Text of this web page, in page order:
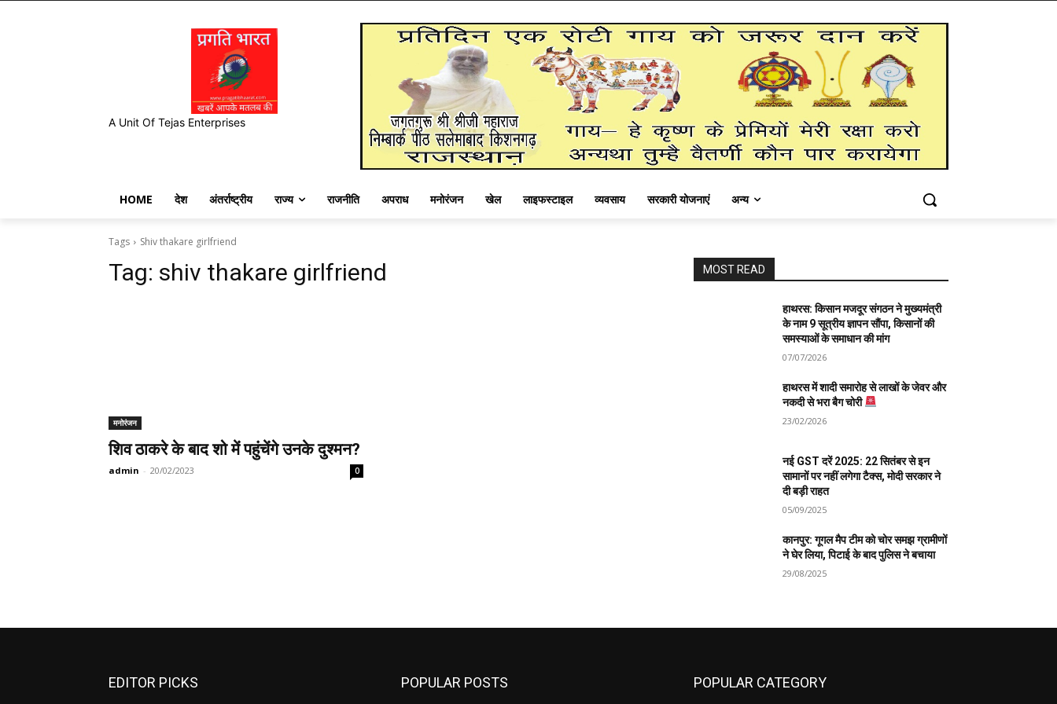
A Unit Of Tejas Enterprises
HOME देश अंतर्राष्ट्रीय राज्य राजनीति अपराध मनोरंजन खेल लाइफस्टाइल व्यवसाय सरकारी योजनाएं अन्य
Tags Shiv thakare girlfriend
Tag: shiv thakare girlfriend
मनोरंजन
शिव ठाकरे के बाद शो में पहुंचेंगे उनके दुश्मन?
admin - 20/02/2023 0
MOST READ
हाथरस: किसान मजदूर संगठन ने मुख्यमंत्री
के नाम 9 सूत्रीय ज्ञापन सौंपा, किसानों की
समस्याओं के समाधान की मांग
07/07/2026
हाथरस में शादी समारोह से लाखों के जेवर और
नकदी से भरा बैग चोरी
23/02/2026
नई GST दरें 2025: 22 सितंबर से इन
सामानों पर नहीं लगेगा टैक्स, मोदी सरकार ने
दी बड़ी राहत
05/09/2025
कानपुर: गूगल मैप टीम को चोर समझ ग्रामीणों
ने घेर लिया, पिटाई के बाद पुलिस ने बचाया
29/08/2025
EDITOR PICKS POPULAR POSTS POPULAR CATEGORY